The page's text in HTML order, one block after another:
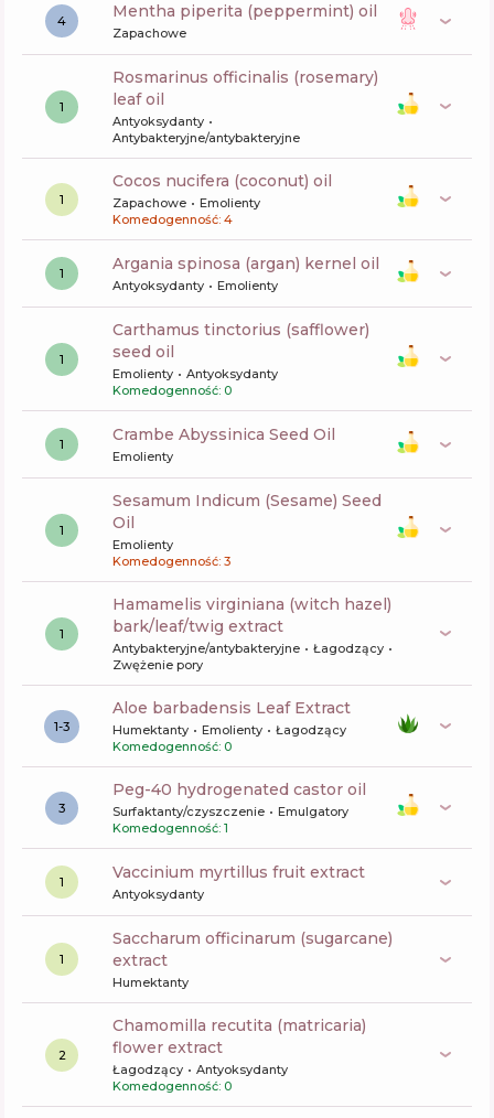
4 mentha piperita (peppermint) oil
Zapachowe
1
rosmarinus officinalis (rosemary)
leaf oil
Antyoksydanty
Antybakteryjne/antybakteryjne
1
cocos nucifera (coconut) oil
Zapachowe
Emolienty
Komedogenność: 4
1 argania spinosa (argan) kernel oil
Antyoksydanty Emolienty
1
carthamus tinctorius (safflower)
seed oil
Emolienty
Antyoksydanty
Komedogenność: 0
1 Crambe Abyssinica Seed Oil
Emolienty
1
Sesamum Indicum (Sesame) Seed
Oil
Emolienty
Komedogenność: 3
1
hamamelis virginiana (witch hazel)
bark/leaf/twig extract
Antybakteryjne/antybakteryjne
Łagodzący
Zwężenie pory
1-3
aloe barbadensis Leaf Extract
Humektanty Emolienty
Łagodzący
Komedogenność: 0
3
peg-40 hydrogenated castor oil
Surfaktanty/czyszczenie
Emulgatory
Komedogenność: 1
1 vaccinium myrtillus fruit extract
Antyoksydanty
1
saccharum officinarum (sugarcane)
extract
Humektanty
2
chamomilla recutita (matricaria)
flower extract
Łagodzący
Antyoksydanty
Komedogenność: 0